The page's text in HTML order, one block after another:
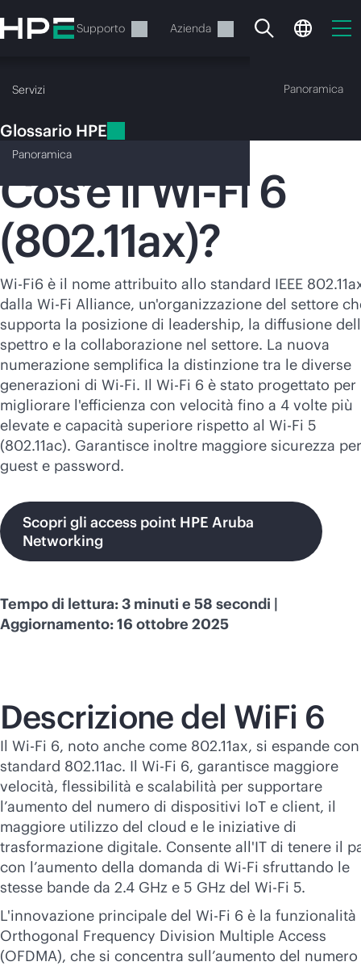
al
contenuto
Servizi Supporto Azienda
Servizi
Il carrello è attualmente
vuoto
Vai al negozio HPE per sfogliare, configurare e
ordinare.
Acquista ora
Glossario HPE Panoramica
Panoramica
Glossario HPE
Wi-Fi 6
Cos’è ilWi-Fi6
(802.11ax)?
Wi-Fi6 è il nome attribuito allo standard IEEE
dalla Wi-Fi Alliance, un'organizzazione del settore
supporta la posizione di leadership, la diffusione
spettro e la collaborazione nel settore. La nuova
numerazione semplifica la distinzione tra le diverse
generazioni di Wi-Fi. Il Wi-Fi 6 è stato progettato per
migliorare l'efficienza con velocità fino a 4 volte più
elevate e capacità superiore rispetto al Wi-Fi 5
(802.11ac). Garantisce inoltre maggiore sicurezza per
guest e password.
Scopri gli access point HPE Aruba
Networking
Tempo di lettura: 3 minuti e 58 secondi |
Aggiornamento: 16 ottobre 2025
Descrizione del WiFi 6
Il Wi-Fi 6, noto anche come 802.11ax, si espande
standard 802.11ac. Il Wi-Fi 6, garantisce maggiore
velocità, flessibilità e scalabilità per supportare
l’aumento del numero di dispositivi IoT e client, il
maggiore utilizzo del cloud e le iniziative di
trasformazione digitale. Consente all'IT di tenere il
con l’aumento della domanda di Wi-Fi sfruttando le
stesse bande da 2.4 GHz e 5 GHz del Wi-Fi 5.
L'innovazione principale del Wi-Fi 6 è la funzionalità
Orthogonal Frequency Division Multiple Access
(OFDMA), che si concentra sull’aumento del